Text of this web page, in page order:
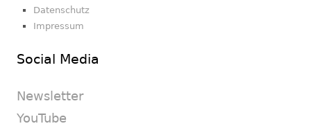
Datenschutz
Impressum
Social Media
Newsletter
YouTube